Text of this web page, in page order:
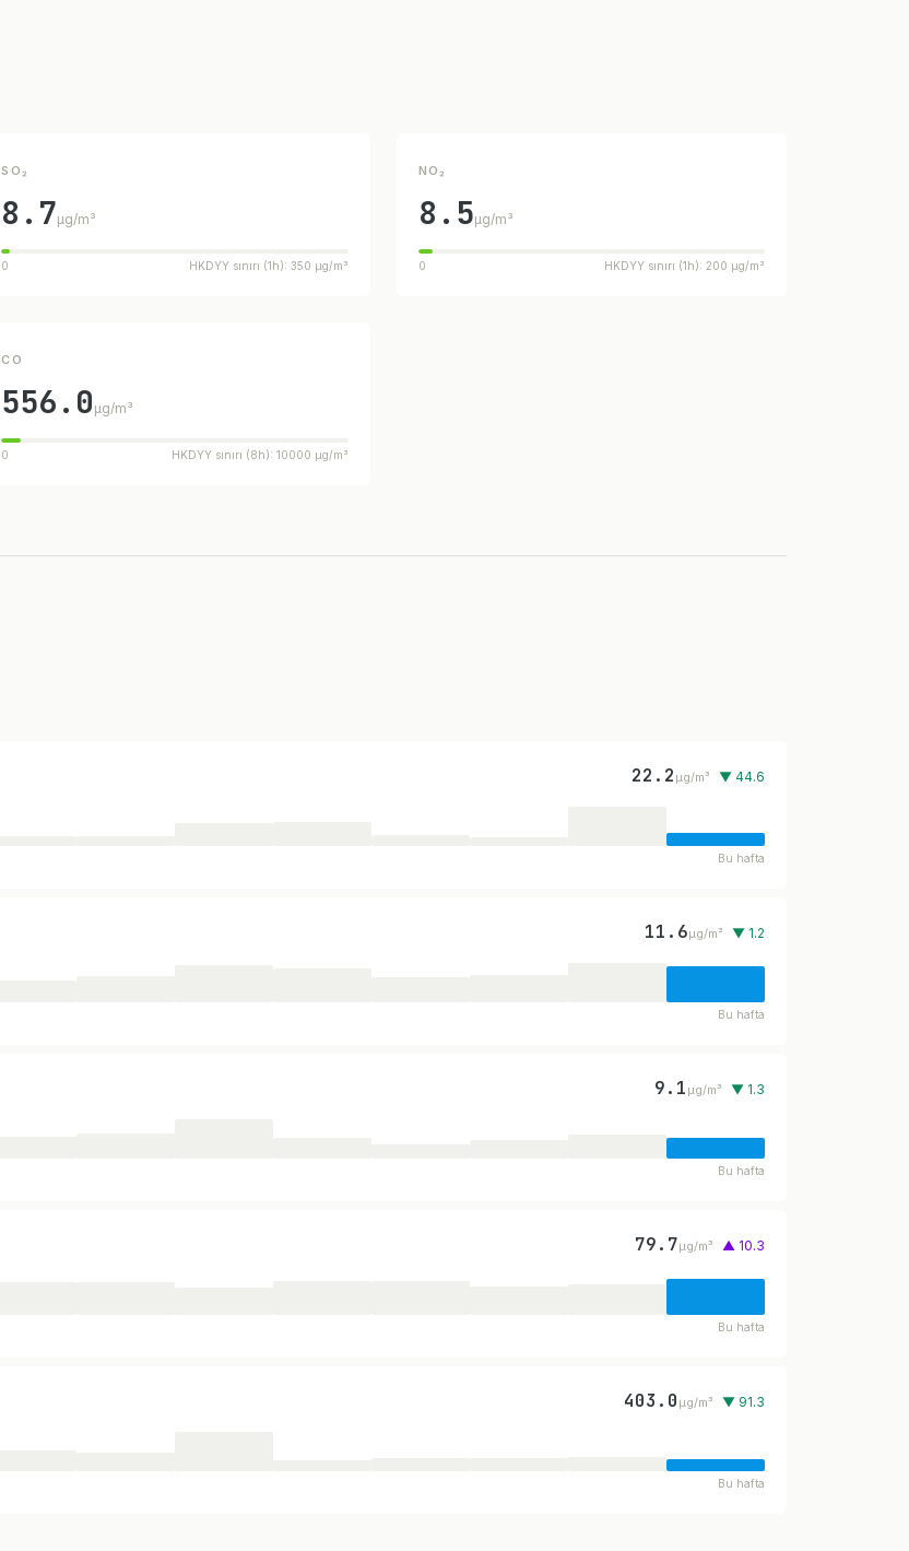
SO₂
8.7µg/m³
0 HKDYY sınırı (1h): 350 µg/m³
NO₂
8.5µg/m³
0 HKDYY sınırı (1h): 200 µg/m³
CO
556.0 µg/m³
0 HKDYY sınırı (8h): 10000 µg/m³
22.2 µg/m³ ▼ 44.6
Bu hafta
11.6µg/m³ ▼ 1.2
Bu hafta
9.1 µg/m³ ▼ 1.3
Bu hafta
79.7µg/m³ ▲ 10.3
Bu hafta
403.0 µg/m³ ▼ 91.3
Bu hafta